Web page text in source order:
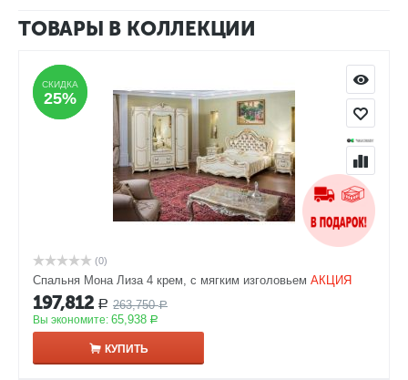
ТОВАРЫ В КОЛЛЕКЦИИ
СКИДКА
25%
СКИДКА
25%
(0)
Спальня Мона Лиза 4 крем, с мягким изголовьем АКЦИЯ
197,812 Р 263,750 Р
Вы экономите: 65,938 Р
КУПИТЬ